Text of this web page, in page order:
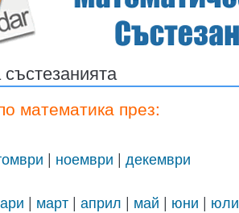
математика през:
| ноември | декември
| март | април | май | юни | юли